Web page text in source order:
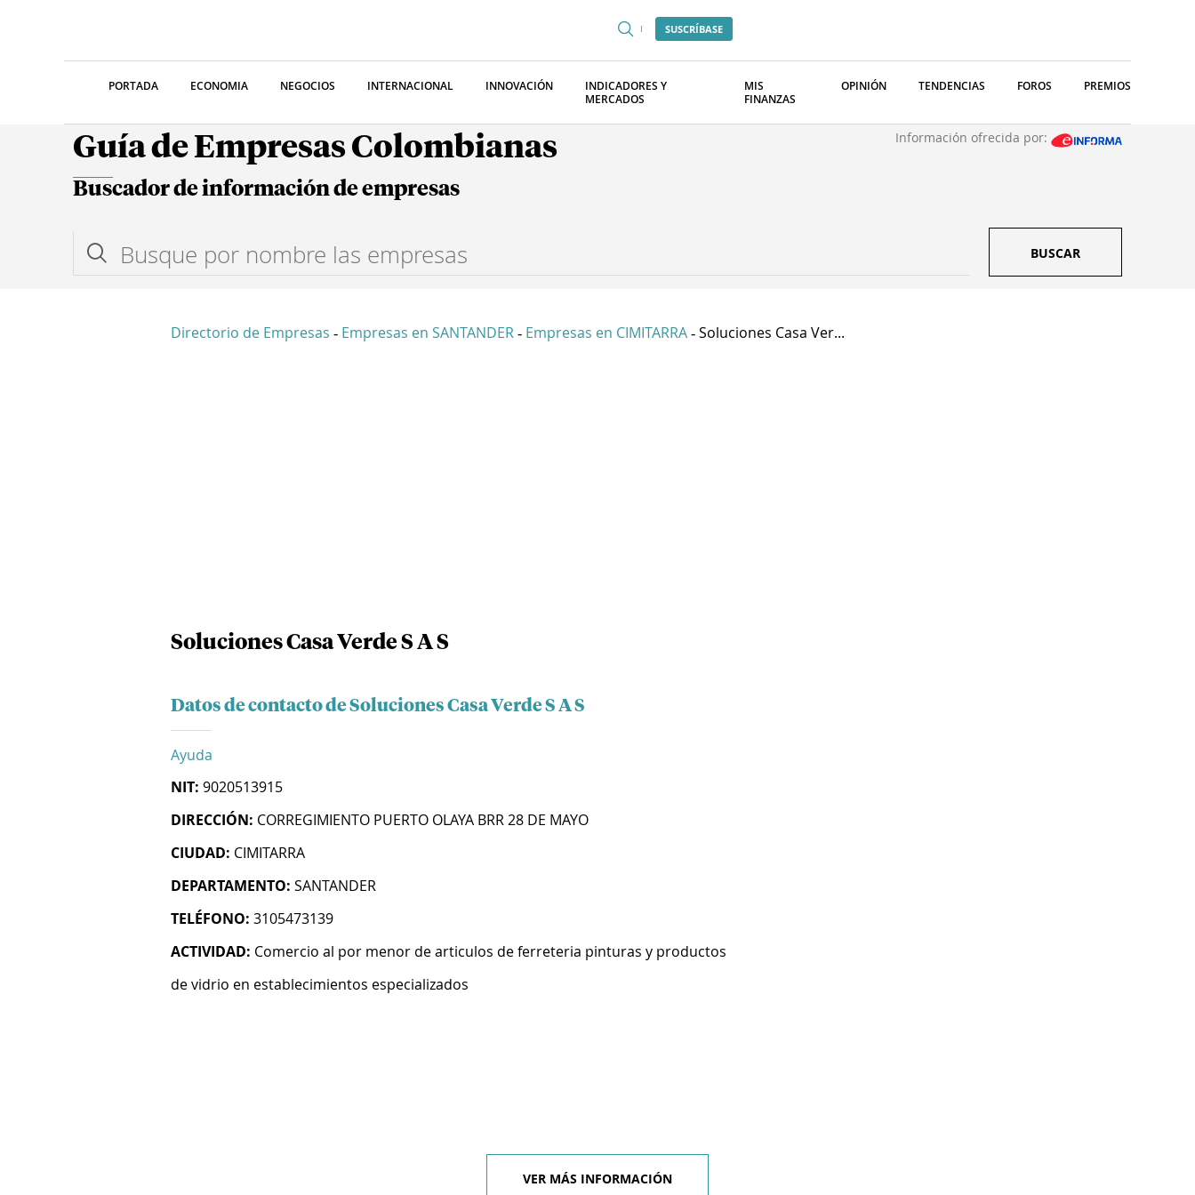
SUSCRÍBASE
PORTADA ECONOMIA NEGOCIOS INTERNACIONAL INNOVACIÓN
INDICADORES Y
MERCADOS
MIS
FINANZAS
OPINIÓN TENDENCIAS FOROS PREMIOS
Guía de Empresas Colombianas Información ofrecida por:
Buscador de información de empresas
BUSCAR
Directorio de Empresas - Empresas en SANTANDER - Empresas en CIMITARRA - Soluciones Casa Ver...
Soluciones Casa Verde S A S
Datos de contacto de Soluciones Casa Verde S A S
Ayuda
NIT: 9020513915
DIRECCIÓN: CORREGIMIENTO PUERTO OLAYA BRR 28 DE MAYO
CIUDAD: CIMITARRA
DEPARTAMENTO: SANTANDER
TELÉFONO: 3105473139
ACTIVIDAD: Comercio al por menor de articulos de ferreteria pinturas y productos
de vidrio en establecimientos especializados
VER MÁS INFORMACIÓN